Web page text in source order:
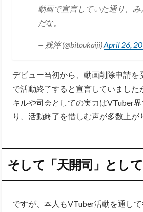
動画で宣言していた通り、
だな。
— 残滓 (@bitoukaiji)April 26,
デビュー当初から、動画削除申請を
で活動終了すると宣言していました
キルや司会としての実力はVTuber
り、活動終了を惜しむ声が多数上が
そして「天開司」として
ですが、本人もVTuber活動を通し